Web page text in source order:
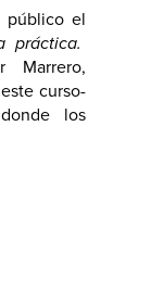
público el
práctica.
Marrero,
curso-
los